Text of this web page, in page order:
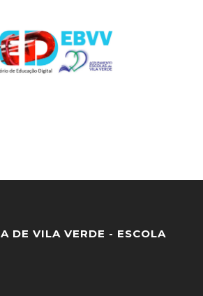
DE VILA VERDE - ESCOLA